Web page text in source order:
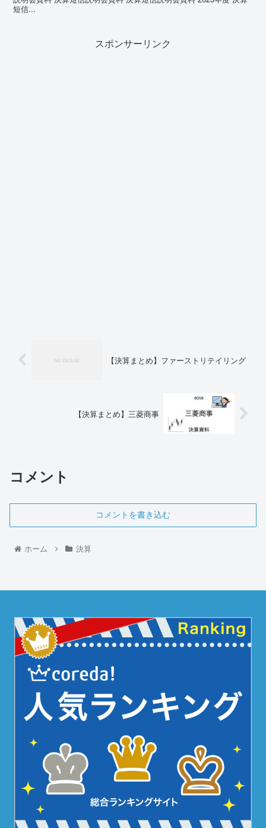
短信...
スポンサーリンク
【決算まとめ】ファーストリテイリング
【決算まとめ】三菱商事
コメント
コメントを書き込む
ホーム 決算